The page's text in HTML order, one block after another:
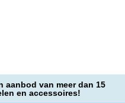
aanbod van meer dan 15
en accessoires!